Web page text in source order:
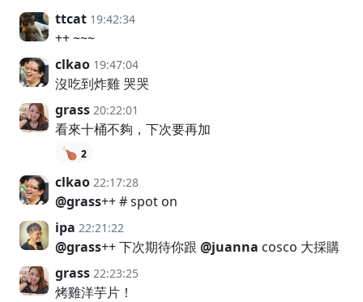
ttcat 19:42:34
++ ~~~
clkao 19:47:04
沒吃到炸雞 哭哭
grass 20:22:01
看來十桶不夠，下次要再加
🍗 2
clkao 22:17:28
@grass++ # spot on
ipa 22:21:22
@grass++ 下次期待你跟 @juanna cosco 大採購
grass 22:23:25
烤雞洋芋片！